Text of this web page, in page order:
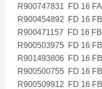
R900747831 FD 16
R900454892 FD 16
R900471157 FD 16
R900503975 FD 16
R901493806 FD 16
R900500755 FD 16
R900509912 FD 16